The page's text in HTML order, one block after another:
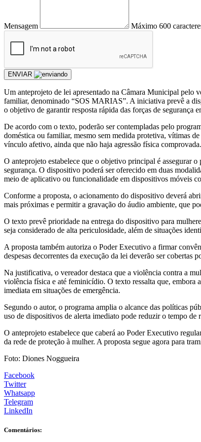
Mensagem Máximo 600
ENVIAR
Um anteprojeto de lei apresentado na Câmara Municipal pelo
familiar, denominado “SOS MARIAS”. A iniciativa prevê a
o objetivo de garantir resposta rápida das forças de segurança
De acordo com o texto, poderão ser contempladas pelo
doméstica ou familiar, mesmo sem medida protetiva, vítimas
vínculo afetivo, ainda que não haja agressão física comprovada.
O anteprojeto estabelece que o objetivo principal é assegurar
segurança. O dispositivo poderá ser oferecido em duas
meio de aplicativo ou funcionalidade em dispositivos móveis
Conforme a proposta, o acionamento do dispositivo deverá
mais próximas e permitir a gravação do áudio ambiente, que
O texto prevê prioridade na entrega do dispositivo para
seja considerado de alta periculosidade, além de situações
A proposta também autoriza o Poder Executivo a firmar
despesas decorrentes da execução da lei deverão ser cobertas
Na justificativa, o vereador destaca que a violência contra a
violência física e até feminicídio. O texto ressalta que, embora
imediata em situações de emergência.
Segundo o autor, o programa amplia o alcance das políticas
uso de dispositivos de alerta imediato pode reduzir o tempo
O anteprojeto estabelece que caberá ao Poder Executivo
da rede de proteção à mulher. A proposta segue agora para
Foto: Diones Noggueira
Facebook
Twitter
Whatsapp
Telegram
LinkedIn
Comentários: